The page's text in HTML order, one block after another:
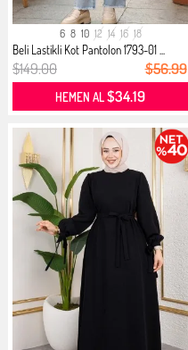
6 8 10 12 14 16 18
Beli Lastikli Kot Pantolon 1793-01 ...
$149.00 $56.99
HEMEN AL$34.19